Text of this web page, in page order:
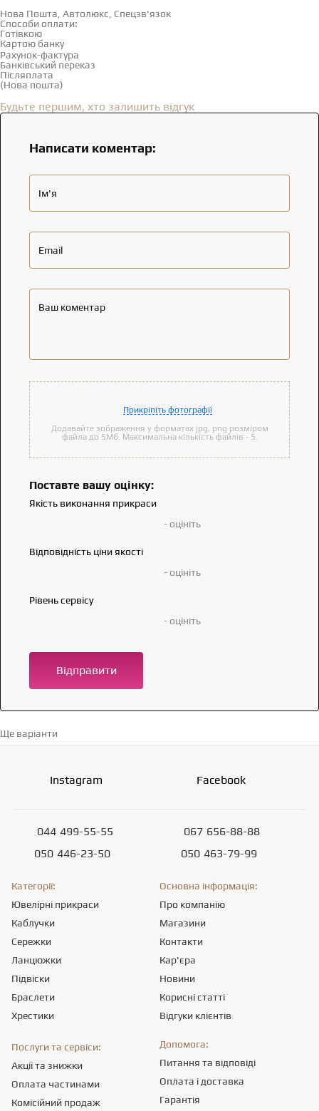
Нова Пошта, Автолюкс, Спецзв'язок
Способи оплати:
Готівкою
Картою банку
Рахунок-фактура
Банківський переказ
Післяплата
(Нова пошта)
Будьте першим, хто залишить відгук
Написати коментар:
Ім'я
Email
Ваш коментар
Прикріпіть фотографії
Додавайте зображення у форматах jpg, png розміром
файла до 5Мб. Максимальна кількість файлів - 5.
Поставте вашу оцінку:
Якість виконання прикраси
- оцініть
Відповідність ціни якості
- оцініть
Рівень сервісу
- оцініть
Відправити
Ще варіанти
Instagram Facebook
044 499-55-55
050 446-23-50
067 656-88-88
050 463-79-99
Категорії:
Ювелірні прикраси
Каблучки
Сережки
Ланцюжки
Підвіски
Браслети
Хрестики
Основна інформація:
Про компанію
Магазини
Контакти
Кар'єра
Новини
Корисні статті
Відгуки клієнтів
Послуги та сервіси:
Акції та знижки
Оплата частинами
Комісійний продаж
Допомога:
Питання та відповіді
Оплата і доставка
Гарантія